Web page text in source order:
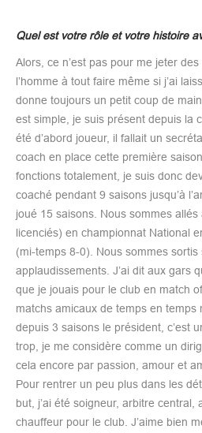
Quel est votre rôle et votre histoire
Alors, ce n’est pas pour me jeter
l’homme à tout faire même si j’ai
donne toujours un petit coup de
est simple, je suis présent depuis la
été d’abord joueur, il fallait un
coach en place cette première
fonctions totalement, je suis donc
coaché pendant 9 saisons jusqu’à
joué 15 saisons. Nous sommes
licenciés) en championnat National
(mi-temps 8-0). Nous sommes sortis
applaudissements. J’ai dit aux gars
que je jouais pour le club en match
matchs amicaux de temps en temps
depuis 3 saisons le président, c’est
trop, je me considère comme un
cela encore par passion, amour et
Pour rentrer un peu plus dans les
but, j’ai été soigneur, arbitre central,
chauffeur pour le club. J’aime bien